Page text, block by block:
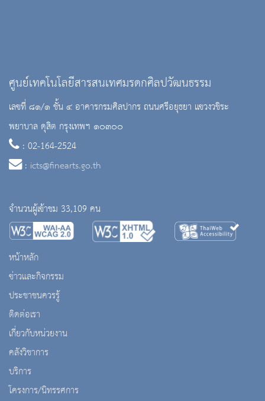
ศูนย์เทคโนโลยีสารสนเทศมรดกศิลปวัฒนธรรม
เลขที่ ๘๑/๑ ชั้น ๔ อาคารกรมศิลปากร ถนนศรีอยุธยา แขวงวชิระ
พยาบาล ดุสิต กรุงเทพฯ ๑๐๓๐๐
: 02-164-2524
: icts@finearts.go.th
จำนวนผู้เข้าชม 33,109 คน
หน้าหลัก
ข่าวและกิจกรรม
ประชาชนควรรู้
ติดต่อเรา
เกี่ยวกับหน่วยงาน
คลังวิชาการ
บริการ
โครงการ/นิทรรศการ